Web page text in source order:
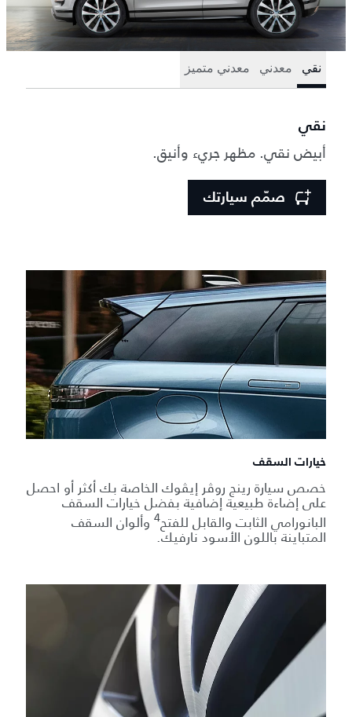
نقي معدني معدني متميز
نقي
أبيض نقي. مظهر جريء وأنيق.
صمّم سيارتك
خيارات السقف
خصص سيارة رينج روڤر إيڤوك الخاصة بك أكثر أو احصل
على إضاءة طبيعية إضافية بفضل خيارات السقف
البانورامي الثابت والقابل للفتح4 وألوان السقف
المتباينة باللون الأسود نارفيك.